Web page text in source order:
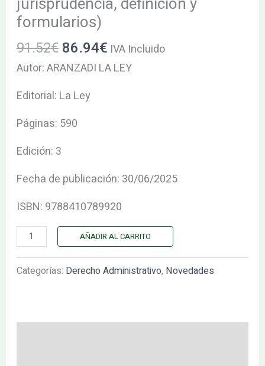
formularios)
91.52€ 86.94€ IVA Incluido
Autor: ARANZADI LA LEY
Editorial: La Ley
Páginas: 590
Edición: 3
Fecha de publicación: 30/06/2025
ISBN: 9788410789920
jurisprudencia,
definición
y
formularios)
AÑADIR AL CARRITO
Categorías: Derecho Administrativo, Novedades